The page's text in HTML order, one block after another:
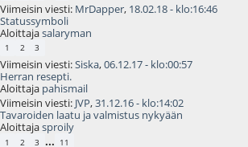
Viimeisin viesti: MrDapper, 18.02.18 - klo:16:46
Statussymboli
Aloittajasalaryman
1 2 3
Viimeisin viesti:Siska,06.12.17 - klo:00:57
Herran resepti.
Aloittaja pahismail
Viimeisin viesti: JVP,31.12.16 - klo:14:02
Tavaroiden laatu ja valmistus nykyään
Aloittajasproily
1 2 3 ... 11